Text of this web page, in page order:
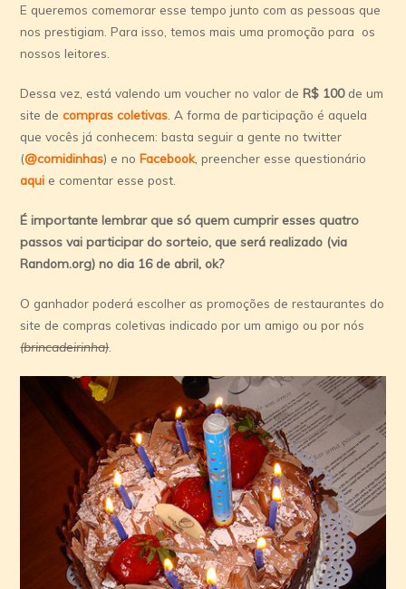
E queremos comemorar esse tempo junto com as pessoas que
nos prestigiam. Para isso, temos mais uma promoção para os
nossos leitores.
Dessa vez, está valendo um voucher no valor deR$ 100de um
site decompras coletivas . A forma de participação é aquela
que vocês já conhecem: basta seguir a gente no twitter
(@comidinhas) e noFacebook, preencher esse questionário
aqui e comentar esse post.
É importante lembrar que só quem cumprir esses quatro
passos vai participar do sorteio, que será realizado (via
Random.org) no dia 16 de abril, ok?
O ganhador poderá escolher as promoções de restaurantes do
site de compras coletivas indicado por um amigo ou por nós
(brincadeirinha).